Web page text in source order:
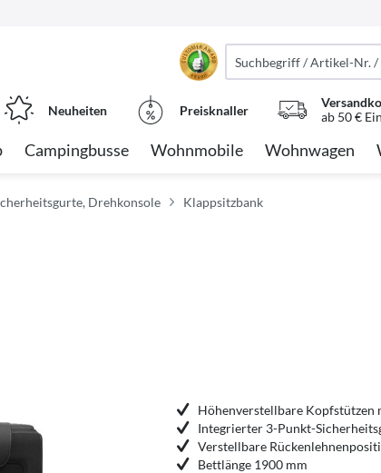
Neuheiten Preisknaller
ab 50 €
Campingbusse Wohnmobile Wohnwagen
Drehkonsole Klappsitzbank
Höhenverstellbare
Integrierter 3-Punkt-
Verstellbare
Bettlänge 1900 mm